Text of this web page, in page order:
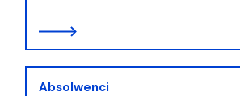
Absolwenci